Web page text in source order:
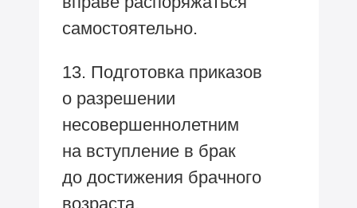
самостоятельно.
13. Подготовка приказов
о разрешении
несовершеннолетним
на вступление в брак
до достижения брачного
возраста.